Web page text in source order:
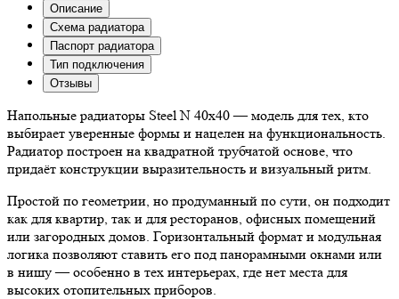
Описание
Схема радиатора
Паспорт радиатора
Тип подключения
Отзывы
Напольные радиаторы Steel N 40х40 — модель для тех, кто
выбирает уверенные формы и нацелен на функциональность.
Радиатор построен на квадратной трубчатой основе, что
придаёт конструкции выразительность и визуальный ритм.
Простой по геометрии, но продуманный по сути, он подходит
как для квартир, так и для ресторанов, офисных помещений
или загородных домов. Горизонтальный формат и модульная
логика позволяют ставить его под панорамными окнами или
в нишу — особенно в тех интерьерах, где нет места для
высоких отопительных приборов.